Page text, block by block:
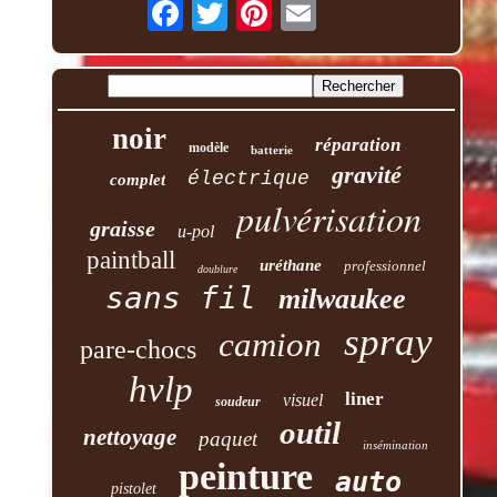
noir modèle batterie réparation
complet électrique gravité
graisse u-pol pulvérisation
paintball doublure uréthane professionnel
sans fil milwaukee
pare-chocs camion spray
hvlp soudeur visuel liner
nettoyage paquet outil insémination
pistolet peinture auto